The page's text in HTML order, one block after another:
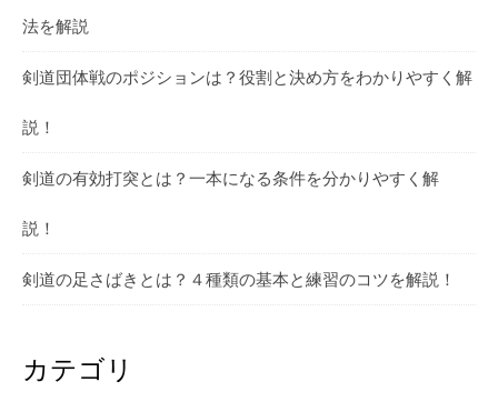
法を解説
剣道団体戦のポジションは？役割と決め方をわかりやすく解
説！
剣道の有効打突とは？一本になる条件を分かりやすく解
説！
剣道の足さばきとは？４種類の基本と練習のコツを解説！
カテゴリ